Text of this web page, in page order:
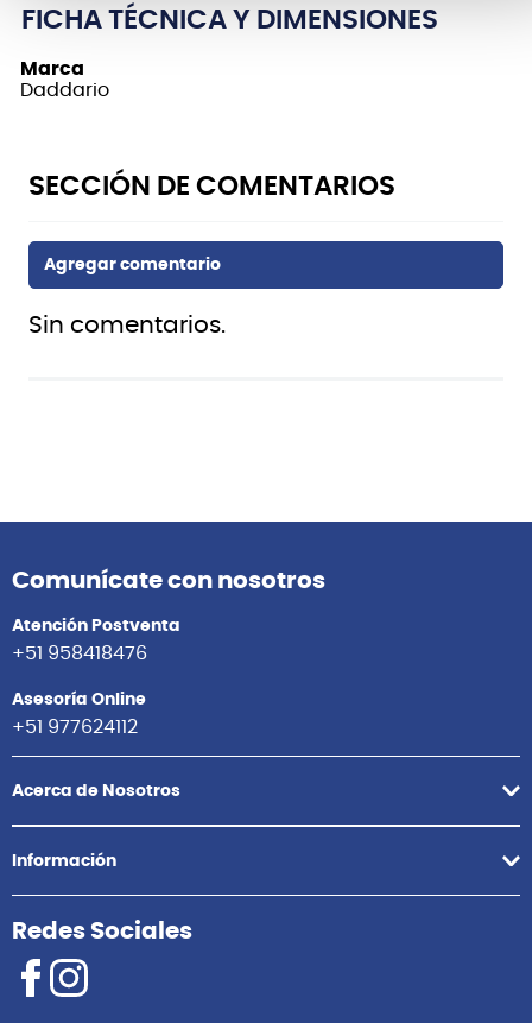
FICHA TÉCNICA Y DIMENSIONES
Marca
Daddario
Sin comentarios.
Comunícate con nosotros
Atención Postventa
+51 958418476
Asesoría Online
+51 977624112
Acerca de Nosotros
Información
Redes Sociales